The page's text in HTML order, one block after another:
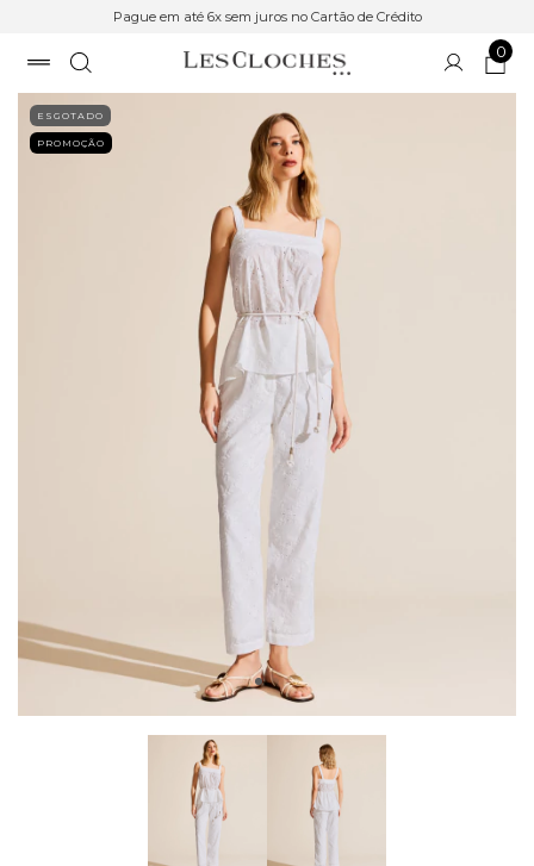
Pague em até 6x sem juros no Cartão de Crédito
0
ESGOTADO
PROMOÇÃO